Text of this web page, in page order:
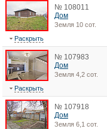
№ 108011
Дом
Земля 10 сот.
Раскрыть
№ 107983
Дом
Земля 4,2 сот.
Раскрыть
№ 107918
Дом
Земля 6,1 сот.